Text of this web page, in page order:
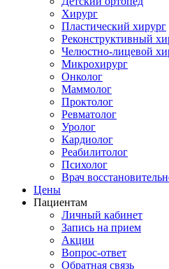
Хирург
Пластический хирург
Реконструктивный
Челюстно-лицевой
Микрохирург
Онколог
Маммолог
Проктолог
Ревматолог
Уролог
Кардиолог
Реабилитолог
Психолог
Врач
Цены
Пациентам
Личный кабинет
Запись на прием
Акции
Вопрос-ответ
Обратная связь